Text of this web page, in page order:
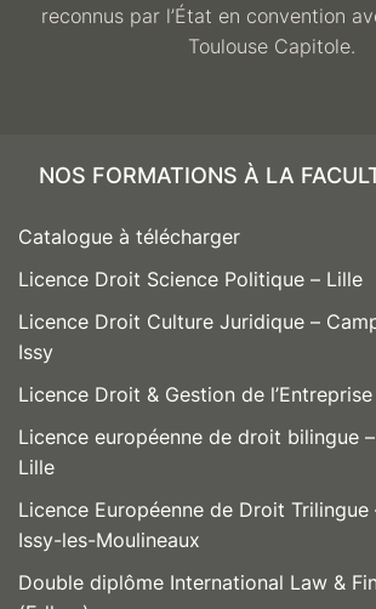
reconnus par l’État en convention
Toulouse Capitole.
NOS FORMATIONS À LA
Catalogue à télécharger
Licence Droit Science Politique – Lille
Licence Droit Culture Juridique –
Issy
Licence Droit & Gestion de
Licence européenne de droit bilingue
Lille
Licence Européenne de Droit Trilingue
Issy-les-Moulineaux
Double diplôme International Law &